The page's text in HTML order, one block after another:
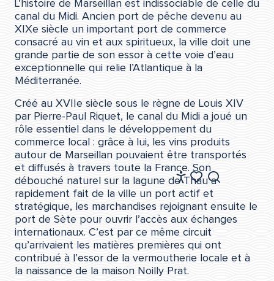
Accessibilité
Voir les favoris
Recherche
FR
L’histoire de Marseillan est indissociable de celle du
canal du Midi. Ancien port de pêche devenu au
XIXe siècle un important port de commerce
consacré au vin et aux spiritueux, la ville doit une
grande partie de son essor à cette voie d’eau
exceptionnelle qui relie l’Atlantique à la
Méditerranée.
Créé au XVIIe siècle sous le règne de Louis XIV
par Pierre-Paul Riquet, le canal du Midi a joué un
rôle essentiel dans le développement du
commerce local : grâce à lui, les vins produits
autour de Marseillan pouvaient être transportés
et diffusés à travers toute la France. Son
débouché naturel sur la lagune de Thau a
rapidement fait de la ville un port actif et
stratégique, les marchandises rejoignant ensuite le
port de Sète pour ouvrir l’accès aux échanges
internationaux. C’est par ce même circuit
qu’arrivaient les matières premières qui ont
contribué à l’essor de la vermoutherie locale et à
la naissance de la maison Noilly Prat.